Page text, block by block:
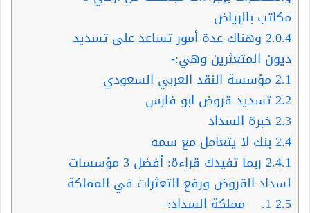
مكاتب بالرياض
2.0.4 وهناك عدة أمور تساعد على تسديد
ديون المتعثرين وهي:-
2.1مؤسسة النقد العربي السعودي
2.2تسديد قروض ابو فارس
2.3خبرة السداد
2.4 بنك لا يتعامل مع سمه
2.4.1
ربما تفيدك قراءة: أفضل 3 مؤسسات
لسداد القروض ورفع التعثرات في المملكة
2.5